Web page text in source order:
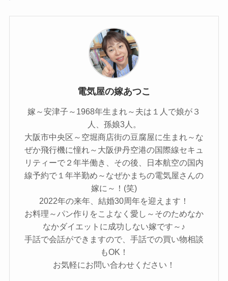
電気屋の嫁あつこ
嫁～安津子～1968年生まれ～夫は１人で娘が３
人、孫娘3人。
大阪市中央区～空堀商店街の豆腐屋に生まれ～な
ぜか飛行機に憧れ～大阪伊丹空港の国際線セキュ
リティーで２年半働き、その後、日本航空の国内
線予約で１年半勤め～なぜかまちの電気屋さんの
嫁に～！(笑)
2022年の来年、結婚30周年を迎えます！
お料理～パン作りをこよなく愛し～そのためなか
なかダイエットに成功しない嫁です～♪
手話で会話ができますので、手話での買い物相談
もOK！
お気軽にお問い合わせください！